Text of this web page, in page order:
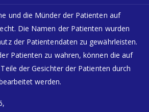
und die Münder der Patienten auf
Die Namen der Patienten wurden
der Patientendaten zu gewährleisten.
Patienten zu wahren, können die auf
der Gesichter der Patienten durch
werden.